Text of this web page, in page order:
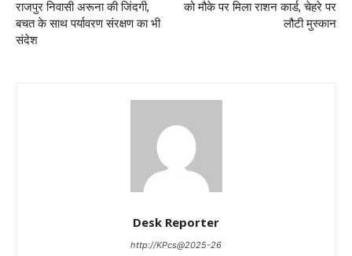
राजपुर निवासी अरूना की जिंदगी,
बचत के साथ पर्यावरण संरक्षण का भी
संदेश
को मौके पर मिला राशन कार्ड, चेहरे पर
लौटी मुस्कान
Desk Reporter
http://KPcs@2025-26